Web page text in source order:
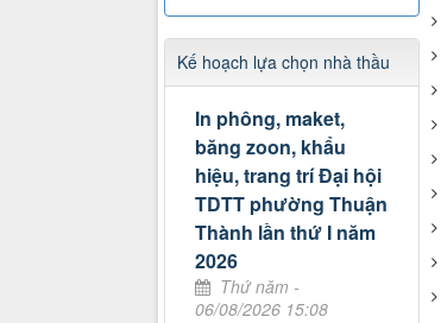
Kế hoạch lựa chọn nhà thầu
In phông, maket,
băng zoon, khẩu
hiệu, trang trí Đại hội
TDTT phường Thuận
Thành lần thứ I năm
2026
Thứ năm -
06/08/2026 15:08